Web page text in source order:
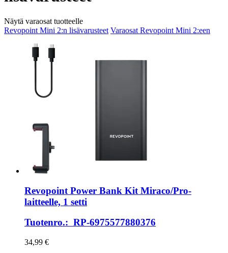
Näytä varaosat tuotteelle
Revopoint Mini 2:n lisävarusteet Varaosat Revopoint Mini 2:een
Revopoint Power Bank Kit Miraco/Pro-​
laitteelle, 1 setti
Tuotenro.: RP-6975577880376
34,99 €